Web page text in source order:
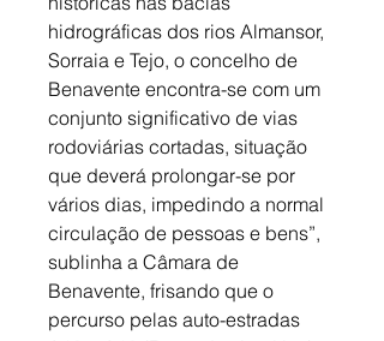
hidrográficas dos rios Almansor,
Sorraia e Tejo, o concelho de
Benavente encontra-se com um
conjunto significativo de vias
rodoviárias cortadas, situação
que deverá prolongar-se por
vários dias, impedindo a normal
circulação de pessoas e bens”,
sublinha a Câmara de
Benavente, frisando que o
percurso pelas auto-estradas